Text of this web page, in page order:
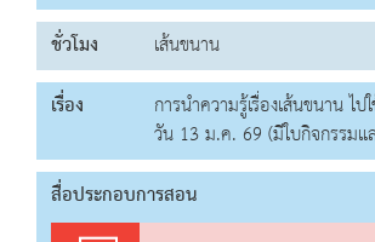
ชั่วโมง
เส้นขนาน
เรื่อง
การนำความรู้เรื่องเส้นขนาน ไป
วัน 13 ม.ค. 69 (มีใบกิจกรรมแ
สื่อประกอบการสอน